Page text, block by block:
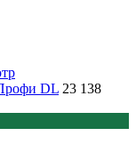
DL 23 138